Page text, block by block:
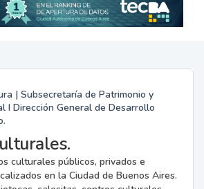
| Subsecretaría de Patrimonio y
I Dirección General de Desarrollo
culturales públicos, privados e
en la Ciudad de Buenos Aires.